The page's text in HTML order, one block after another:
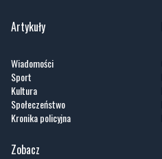
Artykuły
Wiadomości
Sport
Kultura
Społeczeństwo
Kronika policyjna
Zobacz